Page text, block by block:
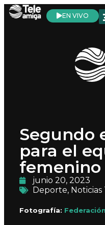
EN VIVO
Segundo
para el
femenino
junio 20, 2023
Deporte, Noticias
Fotografía: